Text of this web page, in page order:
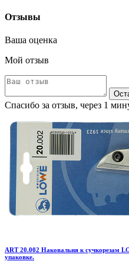
Отзывы
Ваша оценка
Мой отзыв
Спасибо за отзыв, через 1
ART 20.002 Наковальня к сучкорезам
упаковке.